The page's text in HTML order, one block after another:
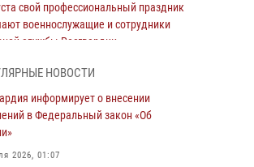
свой профессиональный праздник
военнослужащие и сотрудники
службы Росгвардии
тыловых подразделений
2026, 00:00
НОВОСТИ
информирует о внесении
в Федеральный закон «Об
2026, 01:07